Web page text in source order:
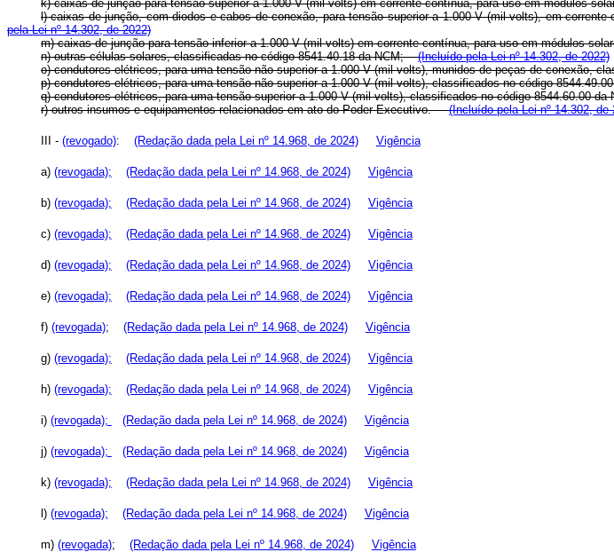
k) caixas de junção para tensão superior a 1.000 V (mil volts) em corrente contínua, para uso em módulos
l) caixas de junção, com diodos e cabos de conexão, para tensão superior a 1.000 V (mil volts), em
pela Lei nº 14.302, de 2022)
m) caixas de junção para tensão inferior a 1.000 V (mil volts) em corrente contínua, para uso em módulos
n) outras células solares, classificadas no código 8541.40.18 da NCM;(Incluído pela Lei nº 14.302, de 2022)
o) condutores elétricos, para uma tensão não superior a 1.000 V (mil volts), munidos de peças de conexão,
p) condutores elétricos, para uma tensão não superior a 1.000 V (mil volts), classificados no código
q) condutores elétricos, para uma tensão superior a 1.000 V (mil volts), classificados no código
r) outros insumos e equipamentos relacionados em ato do Poder Executivo.(Incluído pela Lei nº 14.302, de
III - (revogado): (Redação dada pela Lei nº 14.968, de 2024) Vigência
a) (revogada); (Redação dada pela Lei nº 14.968, de 2024) Vigência
b) (revogada); (Redação dada pela Lei nº 14.968, de 2024) Vigência
c) (revogada); (Redação dada pela Lei nº 14.968, de 2024) Vigência
d) (revogada); (Redação dada pela Lei nº 14.968, de 2024) Vigência
e) (revogada); (Redação dada pela Lei nº 14.968, de 2024) Vigência
f) (revogada); (Redação dada pela Lei nº 14.968, de 2024) Vigência
g) (revogada); (Redação dada pela Lei nº 14.968, de 2024) Vigência
h) (revogada); (Redação dada pela Lei nº 14.968, de 2024) Vigência
i) (revogada); (Redação dada pela Lei nº 14.968, de 2024) Vigência
j) (revogada); (Redação dada pela Lei nº 14.968, de 2024) Vigência
k) (revogada); (Redação dada pela Lei nº 14.968, de 2024) Vigência
l) (revogada); (Redação dada pela Lei nº 14.968, de 2024) Vigência
m) (revogada); (Redação dada pela Lei nº 14.968, de 2024) Vigência